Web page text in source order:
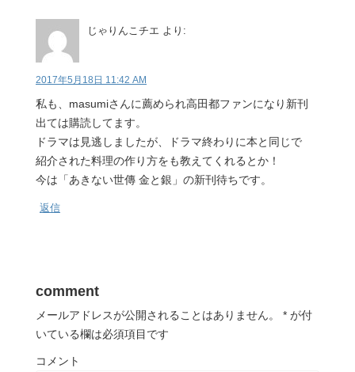
じゃりんこチエ より:
2017年5月18日 11:42 AM
私も、masumiさんに薦められ高田都ファンになり新刊
出ては購読してます。
ドラマは見逃しましたが、ドラマ終わりに本と同じで
紹介された料理の作り方をも教えてくれるとか！
今は「あきない世傳 金と銀」の新刊待ちです。
返信
comment
メールアドレスが公開されることはありません。 * が付
いている欄は必須項目です
コメント